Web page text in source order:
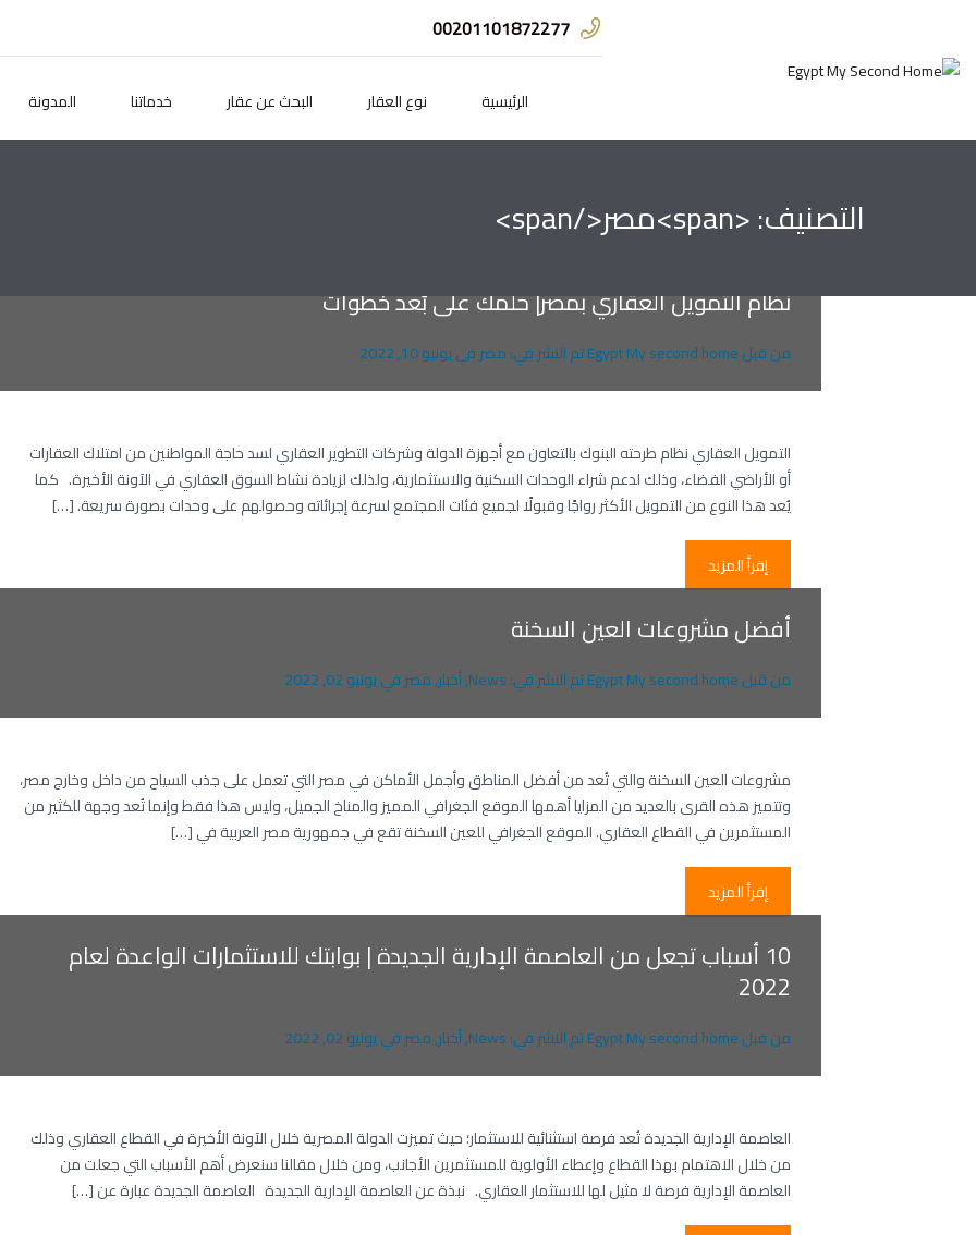
00201101872277
الرئيسية نوع العقار البحث عن عقار خدماتنا المدونة
التصنيف: <span>مصر</span>
نظام التمويل العقاري بمصر| حلمك على بُعد خطوات
من قبلEgypt My second homeتم النشر في:مصرفييونيو 10, 2022
التمويل العقاري نظام طرحته البنوك بالتعاون مع أجهزة الدولة وشركات التطوير العقاري لسد حاجة المواطنين من امتلاك العقارات
أو الأراضي الفضاء، وذلك لدعم شراء الوحدات السكنية والاستثمارية، ولذلك لزيادة نشاط السوق العقاري في الآونة الأخيرة. كما
يُعد هذا النوع من التمويل الأكثر رواجًا وقبولًا لجميع فئات المجتمع لسرعة إجرائاته وحصولهم على وحدات بصورة سريعة. […]
إقرأ المزيد
أفضل مشروعات العين السخنة
من قبلEgypt My second homeتم النشر في:News
,أخبار,مصرفييونيو 02, 2022
مشروعات العين السخنة والتي تُعد من أفضل المناطق وأجمل الأماكن في مصر التي تعمل على جذب السياح من داخل وخارج مصر،
وتتميز هذه القرى بالعديد من المزايا أهمها الموقع الجغرافي المميز والمناخ الجميل، وليس هذا فقط وإنما تُعد وجهة للكثير من
المستثمرين في القطاع العقاري. الموقع الجغرافي للعين السخنة تقع في جمهورية مصر العربية في […]
إقرأ المزيد
10 أسباب تجعل من العاصمة الإدارية الجديدة | بوابتك للاستثمارات الواعدة لعام
2022
من قبلEgypt My second homeتم النشر في:News
,أخبار,مصرفييونيو 02, 2022
العاصمة الإدارية الجديدة تُعد فرصة استثنائية للاستثمار؛ حيث تميزت الدولة المصرية خلال الآونة الأخيرة في القطاع العقاري وذلك
من خلال الاهتمام بهذا القطاع وإعطاء الأولوية للمستثمرين الأجانب، ومن خلال مقالنا سنعرض أهم الأسباب التي جعلت من
العاصمة الإدارية فرصة لا مثيل لها للاستثمار العقاري. نبذة عن العاصمة الإدارية الجديدة العاصمة الجديدة عبارة عن […]